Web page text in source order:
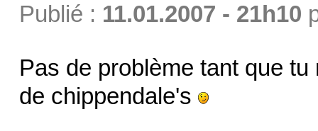
Publié : 11.01.2007 - 21h10
Pas de problème tant que
de chippendale's